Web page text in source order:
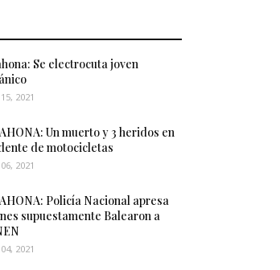
Se electrocuta joven
2021
Un muerto y 3 heridos en
de motocicletas
2021
Policía Nacional apresa
supuestamente Balearon a
2021